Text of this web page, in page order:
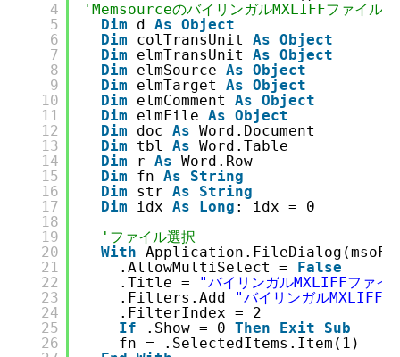
4
5
6
7
8
9
10
11
12
13
14
15
16
17
18
19
20
21
22
23
24
25
26
'MemsourceのバイリンガルMXLIFFファイル
Dim
d As Object
Dim
colTransUnit As Object
Dim
elmTransUnit As Object
Dim
elmSource As Object
Dim
elmTarget As Object
Dim
elmComment As Object
Dim
elmFile As Object
Dim
doc As Word.Document
Dim
tbl As Word.Table
Dim
r As Word.Row
Dim
fn As
String
Dim
str As
String
Dim
idx As Long : idx = 0
'ファイル選択
With
.AllowMultiSelect = False
.Title =
"バイリンガルMXLIFFファイ
.Filters.Add
"バイリンガルMXLIFF
.FilterIndex = 2
If
.Show = 0 Then Exit
Sub
fn = .SelectedItems.Item(1)